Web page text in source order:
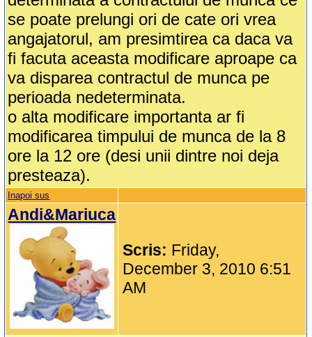
se poate prelungi ori de cate ori vrea
angajatorul, am presimtirea ca daca va
fi facuta aceasta modificare aproape ca
va disparea contractul de munca pe
perioada nedeterminata.
o alta modificare importanta ar fi
modificarea timpului de munca de la 8
ore la 12 ore (desi unii dintre noi deja
presteaza).
Inapoi sus
Andi&Mariuca
Scris: Friday,
December 3, 2010 6:51
AM